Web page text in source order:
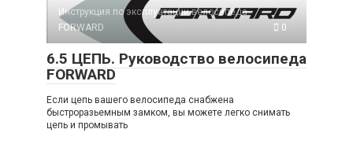
Инструкция по эксплуатации велосипеда
FORWARD
0
6.5 ЦЕПЬ. Руководство велосипеда
FORWARD
Если цепь вашего велосипеда снабжена
быстроразьемным замком, вы можете легко снимать
цепь и промывать